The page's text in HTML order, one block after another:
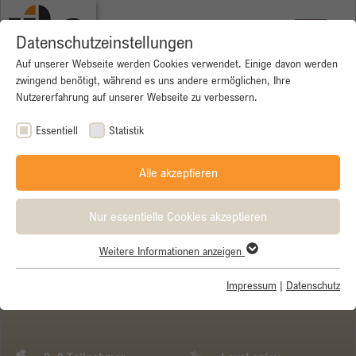
Datenschutzeinstellungen
Auf unserer Webseite werden Cookies verwendet. Einige davon werden
zwingend benötigt, während es uns andere ermöglichen, Ihre
Nutzererfahrung auf unserer Webseite zu verbessern.
Essentiell Statistik
Alle akzeptieren
Nur essentielle Cookies akzeptieren
Essentielle Cookies werden für grundlegende Funktionen der
einwandfrei funktioniert.
Weitere Informationen anzeigen
Impressum | Datenschutz